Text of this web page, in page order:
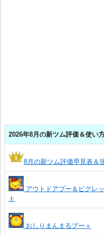
2026年8月の新ツム評価＆使い
8月の新ツム評価早見表＆
アウトドアプー＆ピグレッ
ト
おしりまんまるプー＋